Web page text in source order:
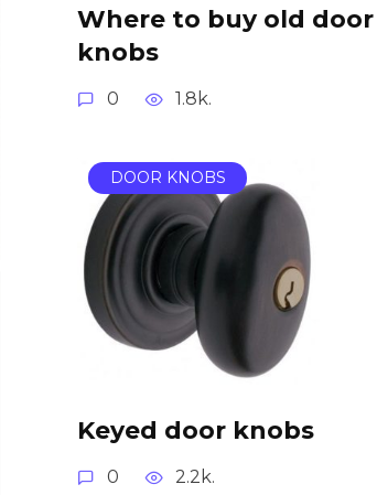
Where to buy old door
knobs
0 1.8k.
DOOR KNOBS
Keyed door knobs
0 2.2k.